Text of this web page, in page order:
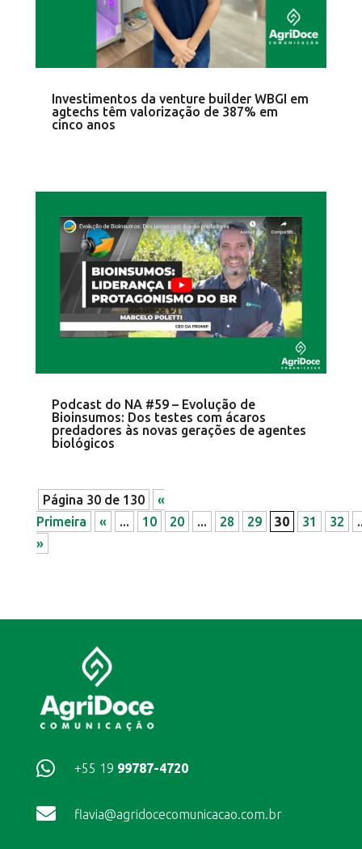
Investimentos da venture builder WBGI em
agtechs têm valorização de 387% em
cinco anos
Podcast do NA #59 – Evolução de
Bioinsumos: Dos testes com ácaros
predadores às novas gerações de agentes
biológicos
Página 30 de 130
«
Primeira
« ... 10 20 ... 28 29 30 31 32
»
 +55 19 99787-4720
 flavia@agridocecomunicacao.com.br